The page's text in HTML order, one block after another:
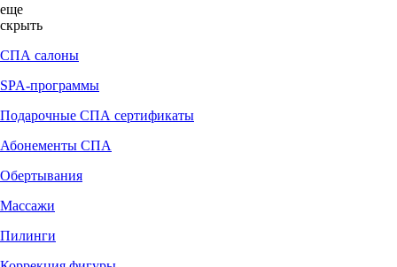
еще
скрыть
СПА салоны
SPA-программы
Подарочные СПА сертификаты
Абонементы СПА
Обертывания
Массажи
Пилинги